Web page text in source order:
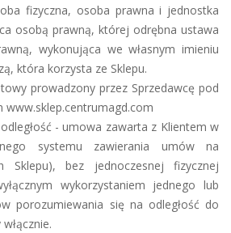
fizyczna, osoba prawna i jednostka
osobą prawną, której odrębna ustawa
wykonująca we własnym imieniu
która korzysta ze Sklepu.
prowadzony przez Sprzedawcę pod
- umowa zawarta z Klientem w
systemu zawierania umów na
Sklepu), bez jednoczesnej fizycznej
wykorzystaniem jednego lub
porozumiewania się na odległość do